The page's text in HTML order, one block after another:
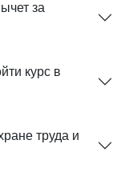
за
курс в
труда и